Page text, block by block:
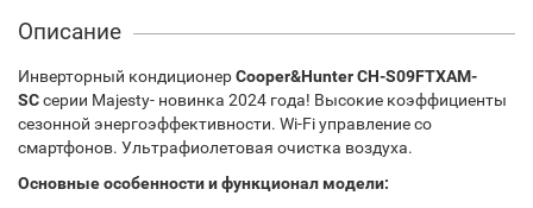
Описание
Инверторный кондиционерCooper&Hunter CH-S09FTXAM-
SCсерии Majesty- новинка 2024 года! Высокие коэффициенты
сезонной энергоэффективности. Wi-Fi управление со
смартфонов. Ультрафиолетовая очистка воздуха.
Основные особенности и функционал модели: